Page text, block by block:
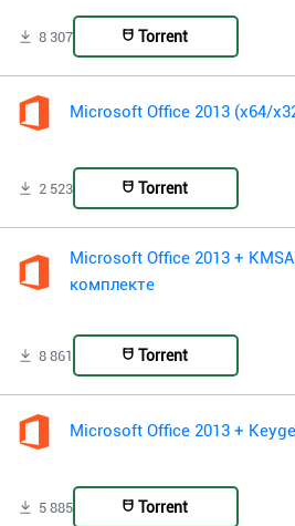
8 307 Torrent
Microsoft Office 2013 (x64/
2 523 Torrent
Microsoft Office 2013 +
комплекте
8 861 Torrent
Microsoft Office 2013 +
5 885 Torrent